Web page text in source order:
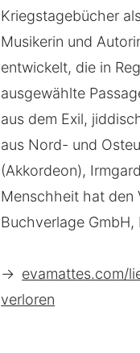
Kriegstagebücher
Musikerin und
entwickelt, die in
ausgewählte
aus dem Exil,
aus Nord- und
(Akkordeon),
Menschheit hat den
Buchverlage
→ evamattes.com/
verloren